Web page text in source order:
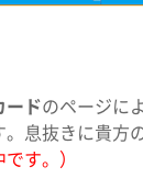
ードのページに
息抜きに貴方
す。）